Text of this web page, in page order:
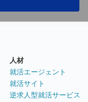
人材
就活エージェント
就活サイト
逆求人型就活サービス